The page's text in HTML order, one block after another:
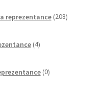
reprezentance 208izdelkov
4izdelki
0izdelkov